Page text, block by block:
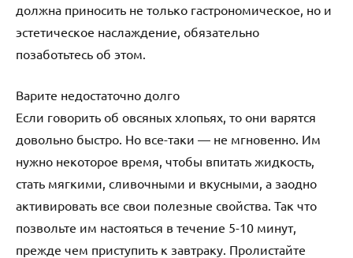
должна приносить не только гастрономическое, но и
эстетическое наслаждение, обязательно
позаботьтесь об этом.
Варите недостаточно долго
Если говорить об овсяных хлопьях, то они варятся
довольно быстро. Но все-таки — не мгновенно. Им
нужно некоторое время, чтобы впитать жидкость,
стать мягкими, сливочными и вкусными, а заодно
активировать все свои полезные свойства. Так что
позвольте им настояться в течение 5-10 минут,
прежде чем приступить к завтраку. Пролистайте